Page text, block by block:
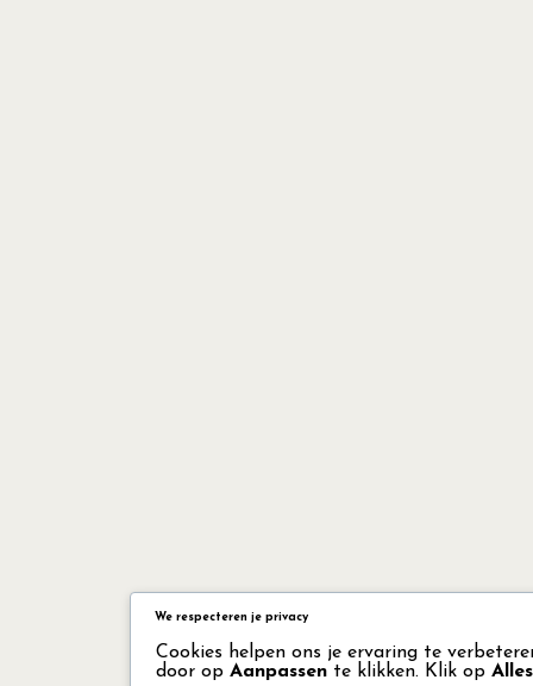
We respecteren je privacy
Cookies helpen ons je ervaring te
door opAanpassen te klikken. Klik op